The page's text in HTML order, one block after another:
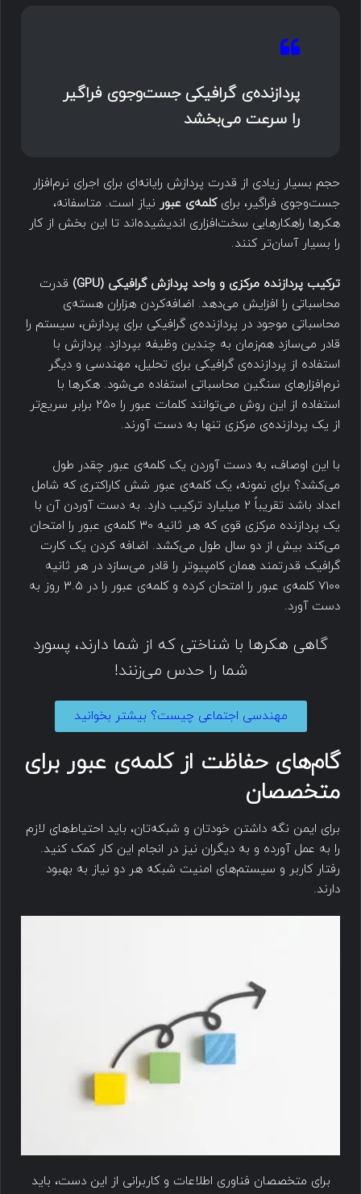
پردازنده‌ی گرافیکی جست‌وجوی فراگیر
را سرعت می‌بخشد
حجم بسیار زیادی از قدرت پردازش رایانه‌ای برای اجرای نرم‌افزار
جست‌وجوی فراگیر، برایکلمه‌ی عبور نیاز است. متاسفانه،
هکرها راهکار‌هایی سخت‌افزاری اندیشیده‌اند تا این بخش از کار
را بسیار آسان‌تر کنند.
ترکیب پردازنده مرکزی و واحد پردازش گرافیکی (GPU
) قدرت
محاسباتی را افزایش می‌دهد. اضافه‌کردن هزاران هسته‌ی
محاسباتی موجود در پردازنده‌ی گرافیکی برای پردازش، سیستم را
قادر می‌سازد هم‌زمان به چندین وظیفه بپردازد. پردازش با
استفاده از پردازنده‌ی گرافیکی برای تحلیل، مهندسی و دیگر
نرم‌افزارهای سنگین محاسباتی استفاده می‌شود. هکرها با
استفاده از این روش می‌توانند کلمات عبور را 250 برابر سریع‌تر
از یک پردازنده‌ی مرکزی تنها به دست آورند.
با این اوصاف، به دست آوردن یک کلمه‌ی عبور چقدر طول
می‌کشد؟ برای نمونه، یک کلمه‌ی عبور شش کاراکتری که شامل
اعداد باشد تقریباً 2 میلیارد ترکیب دارد. به دست آوردن آن با
یک پردازنده مرکزی قوی که هر ثانیه 30 کلمه‌ی عبور را امتحان
می‌کند بیش از دو سال طول می‌کشد. اضافه کردن یک کارت
گرافیک قدرتمند همان کامپیوتر را قادر می‌سازد در هر ثانیه
7100 کلمه‌ی عبور را امتحان کرده و کلمه‌ی عبور را در 3.5 روز به
دست آورد.
گاهی هکرها با شناختی که از شما دارند، پسورد
شما را حدس می‌زنند!
مهندسی اجتماعی چیست؟ بیشتر بخوانید
گام‌های حفاظت از کلمه‌ی عبور برای
متخصصان
برای ایمن نگه داشتن خودتان و شبکه‌تان، باید احتیاط‌های لازم
را به عمل آورده و به دیگران نیز در انجام این کار کمک کنید.
رفتار کاربر و سیستم‌های امنیت شبکه هر دو نیاز به بهبود
دارند.
برای متخصصان فناوری اطلاعات و کاربرانی از این دست، باید